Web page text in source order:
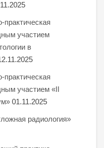
практическая
участием
в
практическая
участием «II
01.11.2025
радиология»